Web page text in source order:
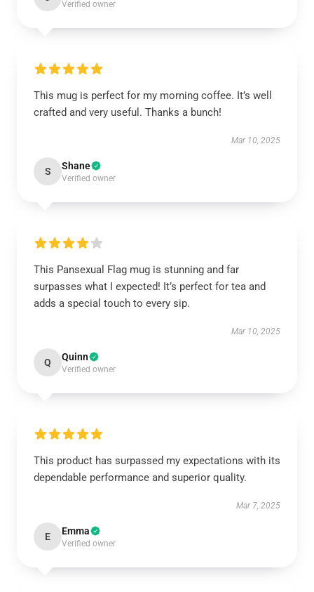
Verified owner
This mug is perfect for my morning coffee. It’s well
crafted and very useful. Thanks a bunch!
Mar 10, 2025
S Shane
Verified owner
This Pansexual Flag mug is stunning and far
surpasses what I expected! It’s perfect for tea and
adds a special touch to every sip.
Mar 10, 2025
Q Quinn
Verified owner
This product has surpassed my expectations with its
dependable performance and superior quality.
Mar 7, 2025
E Emma
Verified owner